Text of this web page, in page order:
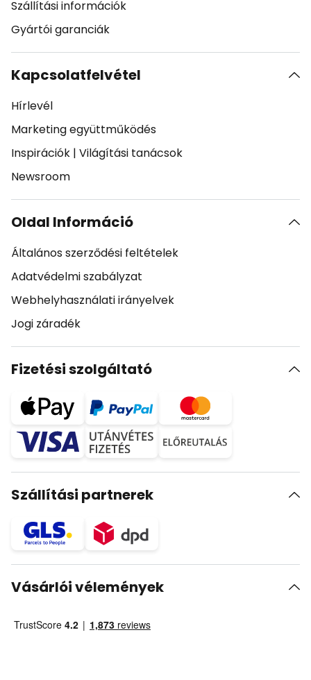
Szállítási információk
Gyártói garanciák
Kapcsolatfelvétel
Hírlevél
Marketing együttműködés
Inspirációk | Világítási tanácsok
Newsroom
Oldal Információ
Általános szerződési feltételek
Adatvédelmi szabályzat
Webhelyhasználati irányelvek
Jogi záradék
Fizetési szolgáltató
Szállítási partnerek
Vásárlói vélemények